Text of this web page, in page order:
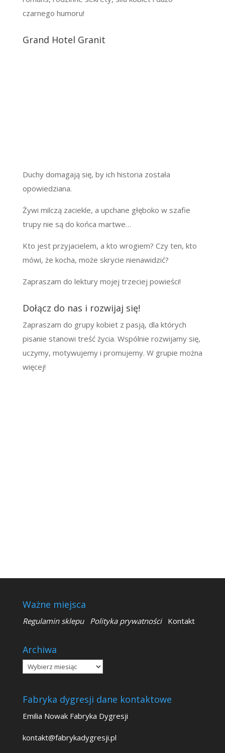
czarnego humoru!
Grand Hotel Granit
Duchy domagają się, by ich historia została
opowiedziana.
Żywi milczą zaciekle, a upchane głęboko w szafie
trupy nie są do końca martwe…
Kto jest przyjacielem, a kto wrogiem? Czy ten, kto
mówi, że kocha, może skrycie nienawidzić?
Zapraszam do lektury mojej trzeciej powieści!
Dołącz do nas i rozwijaj się!
Zapraszam do grupy kobiet z pasją, dla których
pisanie stanowi treść życia. Wspólnie rozwijamy się,
uczymy, motywujemy i promujemy. W grupie można
więcej!
Ważne miejsca
Regulamin sklepu Polityka prywatnościKontakt
Archiwa
Archiwa
Fabryka dygresji dane kontaktowe
Emilia Nowak Fabryka Dygresji
kontakt@fabrykadygresji.pl